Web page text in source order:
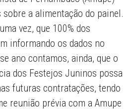
a alimentação do painel.
vez, que 100% dos
informando os dados no
ano contamos, ainda, que o
dos Festejos Juninos possa
futuras contratações, tendo
reunião prévia com a Amupe